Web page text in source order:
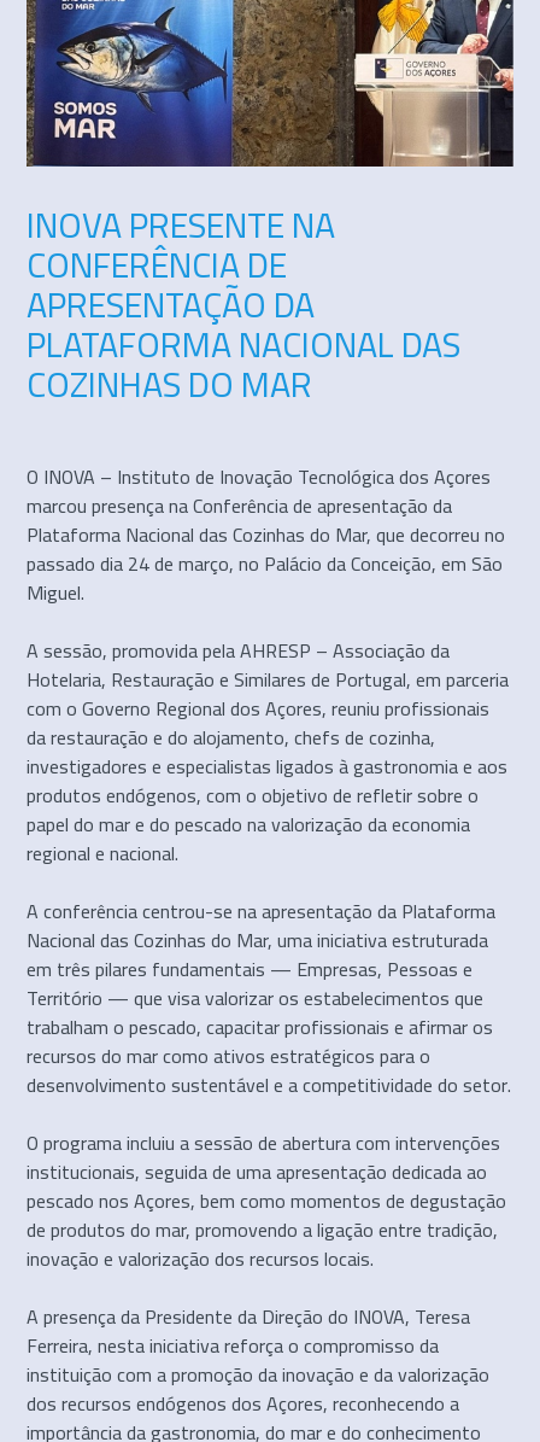
INOVA PRESENTE NA
CONFERÊNCIA DE
APRESENTAÇÃO DA
PLATAFORMA NACIONAL DAS
COZINHAS DO MAR
O INOVA – Instituto de Inovação Tecnológica dos Açores
marcou presença na Conferência de apresentação da
Plataforma Nacional das Cozinhas do Mar, que decorreu no
passado dia 24 de março, no Palácio da Conceição, em São
Miguel.
A sessão, promovida pela AHRESP – Associação da
Hotelaria, Restauração e Similares de Portugal, em parceria
com o Governo Regional dos Açores, reuniu profissionais
da restauração e do alojamento, chefs de cozinha,
investigadores e especialistas ligados à gastronomia e aos
produtos endógenos, com o objetivo de refletir sobre o
papel do mar e do pescado na valorização da economia
regional e nacional.
A conferência centrou-se na apresentação da Plataforma
Nacional das Cozinhas do Mar, uma iniciativa estruturada
em três pilares fundamentais — Empresas, Pessoas e
Território — que visa valorizar os estabelecimentos que
trabalham o pescado, capacitar profissionais e afirmar os
recursos do mar como ativos estratégicos para o
desenvolvimento sustentável e a competitividade do setor.
O programa incluiu a sessão de abertura com intervenções
institucionais, seguida de uma apresentação dedicada ao
pescado nos Açores, bem como momentos de degustação
de produtos do mar, promovendo a ligação entre tradição,
inovação e valorização dos recursos locais.
A presença da Presidente da Direção do INOVA, Teresa
Ferreira, nesta iniciativa reforça o compromisso da
instituição com a promoção da inovação e da valorização
dos recursos endógenos dos Açores, reconhecendo a
importância da gastronomia, do mar e do conhecimento